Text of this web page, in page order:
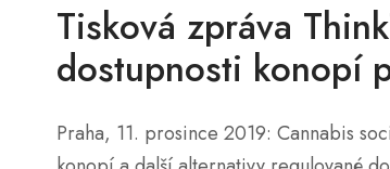
Tisková zpráva
dostupnosti konopí
Praha, 11. prosince 2019: Cannabis